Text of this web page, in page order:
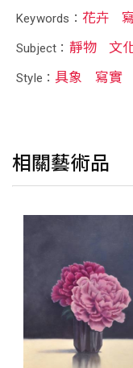
Keywords： 花卉
Subject： 靜物 文
Style： 具象 寫實
相關藝術品